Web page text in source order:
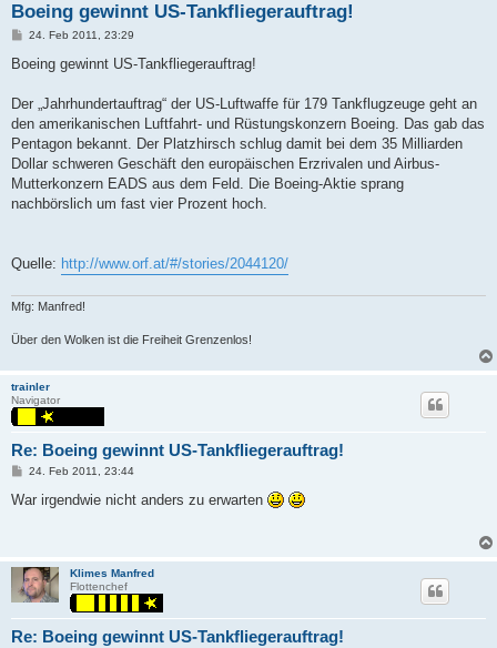
Boeing gewinnt US-Tankfliegerauftrag!
P
s
24. Feb 2011, 23:29
Boeing gewinnt US-Tankfliegerauftrag!
Der „Jahrhundertauftrag“ der US-Luftwaffe für 179 Tankflugzeuge geht an
den amerikanischen Luftfahrt- und Rüstungskonzern Boeing. Das gab das
Pentagon bekannt. Der Platzhirsch schlug damit bei dem 35 Milliarden
Dollar schweren Geschäft den europäischen Erzrivalen und Airbus-
Mutterkonzern EADS aus dem Feld. Die Boeing-Aktie sprang
nachbörslich um fast vier Prozent hoch.
Quelle: http://www.orf.at/#/stories/2044120/
Mfg: Manfred!
Über den Wolken ist die Freiheit Grenzenlos!
trainler
Navigator
Re: Boeing gewinnt US-Tankfliegerauftrag!
P
s
24. Feb 2011, 23:44
War irgendwie nicht anders zu erwarten
Klimes Manfred
Flottenchef
Re: Boeing gewinnt US-Tankfliegerauftrag!